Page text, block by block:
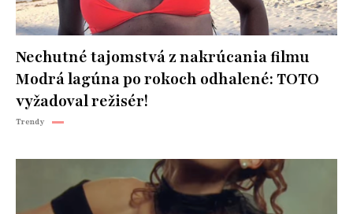
Nechutné tajomstvá z nakrúcania filmu
Modrá lagúna po rokoch odhalené: TOTO
vyžadoval režisér!
Trendy